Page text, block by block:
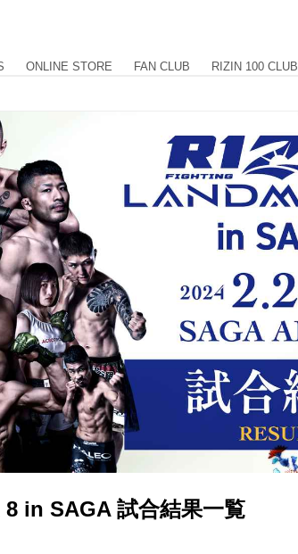
ONLINE STORE FAN CLUB RIZIN 100 CLUB
in SAGA 試合結果一覧